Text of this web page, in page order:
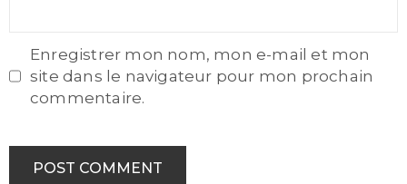
Enregistrer mon nom, mon e-mail et mon
site dans le navigateur pour mon prochain
commentaire.